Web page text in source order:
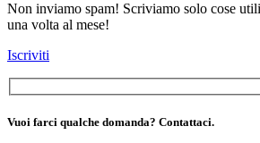
Non inviamo spam! Scriviamo solo cose
una volta al mese!
Iscriviti
Vuoi farci qualche domanda? Contattaci.